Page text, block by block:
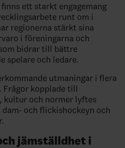
ett starkt engagemang
runt om i
regionerna stärkt sina
i föreningarna och
bidrar till bättre
spelare och ledare.
utmaningar i flera
Frågor kopplade till
kultur och normer lyftes
och flickishockeyn och
jämställdhet i